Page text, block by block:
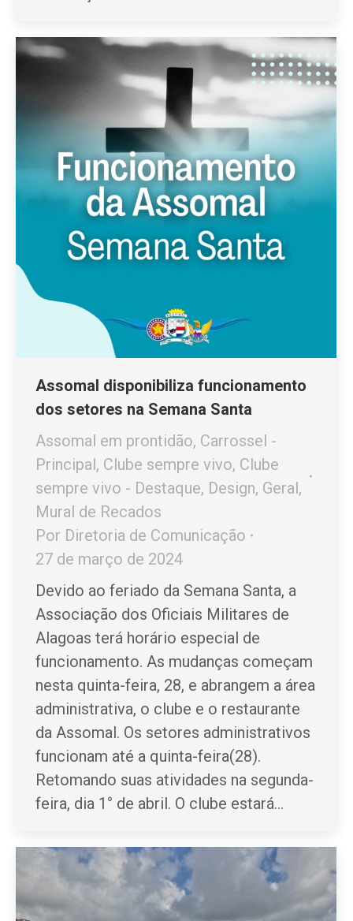
Assomal disponibiliza funcionamento
dos setores na Semana Santa
Assomal em prontidão, Carrossel -
Principal, Clube sempre vivo, Clube
sempre vivo - Destaque, Design, Geral,
Mural de Recados
Por Diretoria de Comunicação
27 de março de 2024
Devido ao feriado da Semana Santa, a
Associação dos Oficiais Militares de
Alagoas terá horário especial de
funcionamento. As mudanças começam
nesta quinta-feira, 28, e abrangem a área
administrativa, o clube e o restaurante
da Assomal. Os setores administrativos
funcionam até a quinta-feira(28).
Retomando suas atividades na segunda-
feira, dia 1° de abril. O clube estará…